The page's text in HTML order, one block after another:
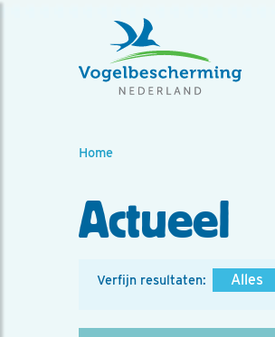
Home
Actueel
Verfijn resultaten: Alles